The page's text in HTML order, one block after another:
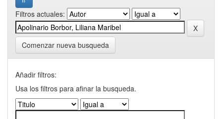
Filtros actuales:
Comenzar nueva busqueda
Añadir filtros:
Usa los filtros para afinar la busqueda.